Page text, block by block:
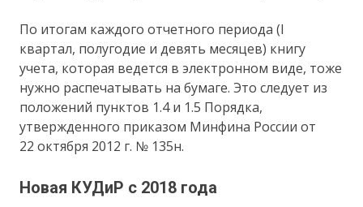
По итогам каждого отчетного периода (I
квартал, полугодие и девять месяцев) книгу
учета, которая ведется в электронном виде, тоже
нужно распечатывать на бумаге. Это следует из
положений пунктов 1.4 и 1.5 Порядка,
утвержденного приказом Минфина России от
22 октября 2012 г. № 135н.
Новая КУДиР с 2018 года